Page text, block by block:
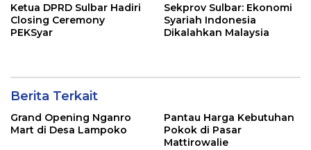
Ketua DPRD Sulbar Hadiri
Closing Ceremony
PEKSyar
Sekprov Sulbar: Ekonomi
Syariah Indonesia
Dikalahkan Malaysia
Berita Terkait
Grand Opening Nganro
Mart di Desa Lampoko
Pantau Harga Kebutuhan
Pokok di Pasar
Mattirowalie